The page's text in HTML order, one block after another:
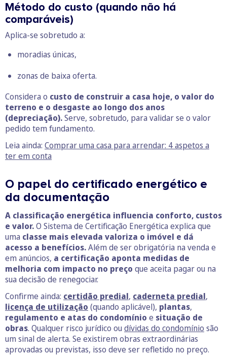
Método do custo (quando não há
comparáveis)
Aplica-se sobretudo a:
moradias únicas,
zonas de baixa oferta.
Considera o custo de construir a casa hoje, o valor do
terreno e o desgaste ao longo dos anos
(depreciação).Serve, sobretudo, para validar se o valor
pedido tem fundamento.
Leia ainda: Comprar uma casa para arrendar: 4 aspetos a
ter em conta
O papel do certificado energético e
da documentação
A classificação energética influencia conforto, custos
e valor.O Sistema de Certificação Energética explica que
uma classe mais elevada valoriza o imóvel e dá
acesso a benefícios.Além de ser obrigatória na venda e
em anúncios, a certificação aponta medidas de
melhoria com impacto no preço que aceita pagar ou na
sua decisão de renegociar.
Confirme ainda: certidão predial, caderneta predial,
licença de utilização (quando aplicável), plantas,
regulamento e atas do condomínio e situação de
obras. Qualquer risco jurídico ou dívidas do condomínio são
um sinal de alerta. Se existirem obras extraordinárias
aprovadas ou previstas, isso deve ser refletido no preço.